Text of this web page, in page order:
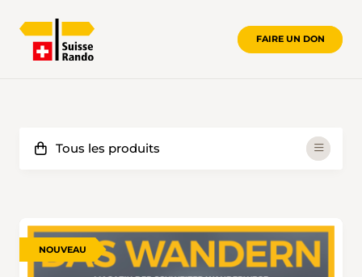
FAIRE UN DON
NOUVEAU